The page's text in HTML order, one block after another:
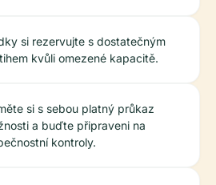
si rezervujte s dostatečným
kvůli omezené kapacitě.
si s sebou platný průkaz
a buďte připraveni na
kontroly.